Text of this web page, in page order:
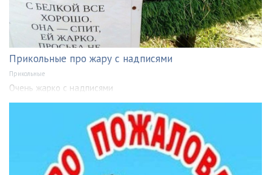
Прикольные про жару с надписями
Прикольные
Очень жарко с надписями